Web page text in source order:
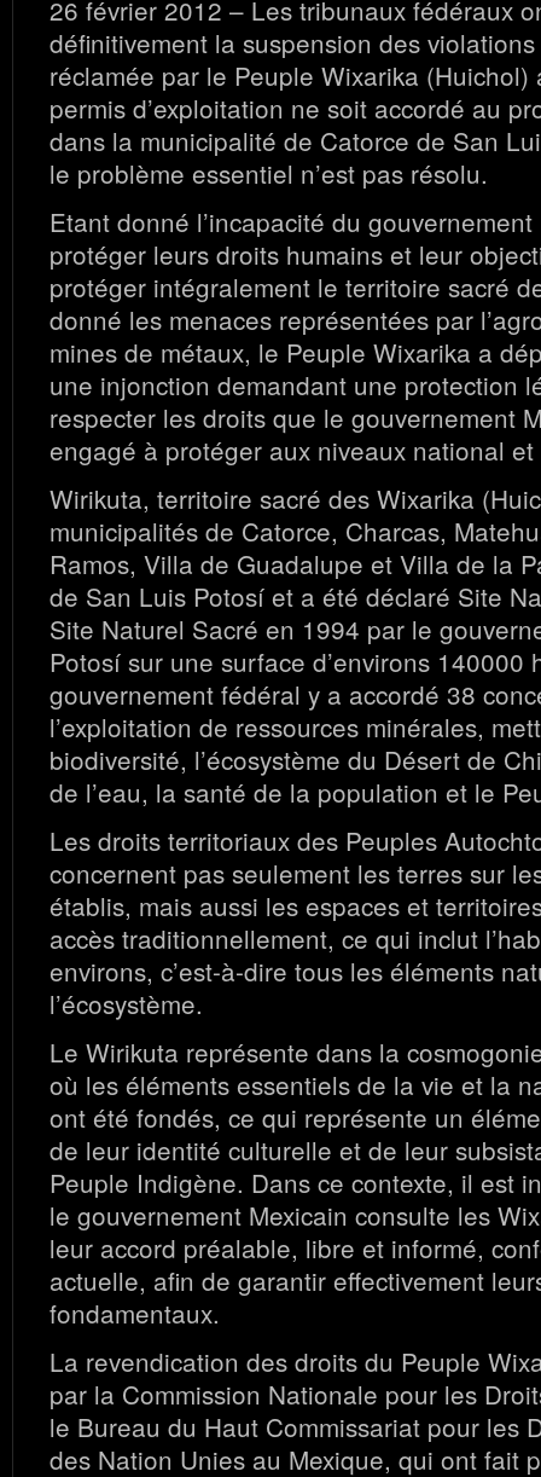
26 février 2012 – Les tribunaux fédéraux
définitivement la suspension des
réclamée par le Peuple Wixarika (Huichol)
permis d’exploitation ne soit accordé au
dans la municipalité de Catorce de San
le problème essentiel n’est pas résolu.
Etant donné l’incapacité du
protéger leurs droits humains et leur
protéger intégralement le territoire sacré
donné les menaces représentées par
mines de métaux, le Peuple Wixarika a
une injonction demandant une protection
respecter les droits que le gouvernement
engagé à protéger aux niveaux national
Wirikuta, territoire sacré des Wixarika
municipalités de Catorce, Charcas,
Ramos, Villa de Guadalupe et Villa de la
de San Luis Potosí et a été déclaré Site
Site Naturel Sacré en 1994 par le
Potosí sur une surface d’environs 140000
gouvernement fédéral y a accordé 38
l’exploitation de ressources minérales,
biodiversité, l’écosystème du Désert de
de l’eau, la santé de la population et le
Les droits territoriaux des Peuples
concernent pas seulement les terres sur
établis, mais aussi les espaces et
accès traditionnellement, ce qui inclut
environs, c’est-à-dire tous les éléments
l’écosystème.
Le Wirikuta représente dans la
où les éléments essentiels de la vie et la
ont été fondés, ce qui représente un
de leur identité culturelle et de leur
Peuple Indigène. Dans ce contexte, il est
le gouvernement Mexicain consulte les
leur accord préalable, libre et informé,
actuelle, afin de garantir effectivement
fondamentaux.
La revendication des droits du Peuple
par la Commission Nationale pour les
le Bureau du Haut Commissariat pour les
des Nation Unies au Mexique, qui ont fait